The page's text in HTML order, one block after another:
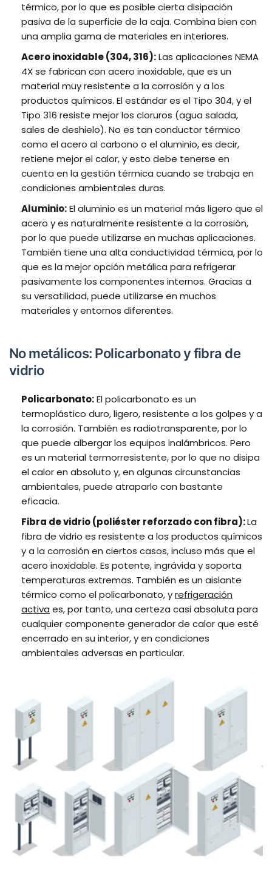
térmico, por lo que es posible cierta disipación
pasiva de la superficie de la caja. Combina bien con
una amplia gama de materiales en interiores.
Acero inoxidable (304, 316):Las aplicaciones NEMA
4X se fabrican con acero inoxidable, que es un
material muy resistente a la corrosión y a los
productos químicos. El estándar es el Tipo 304, y el
Tipo 316 resiste mejor los cloruros (agua salada,
sales de deshielo). No es tan conductor térmico
como el acero al carbono o el aluminio, es decir,
retiene mejor el calor, y esto debe tenerse en
cuenta en la gestión térmica cuando se trabaja en
condiciones ambientales duras.
Aluminio:El aluminio es un material más ligero que el
acero y es naturalmente resistente a la corrosión,
por lo que puede utilizarse en muchas aplicaciones.
También tiene una alta conductividad térmica, por lo
que es la mejor opción metálica para refrigerar
pasivamente los componentes internos. Gracias a
su versatilidad, puede utilizarse en muchos
materiales y entornos diferentes.
No metálicos: Policarbonato y fibra de
vidrio
Policarbonato:El policarbonato es un
termoplástico duro, ligero, resistente a los golpes y a
la corrosión. También es radiotransparente, por lo
que puede albergar los equipos inalámbricos. Pero
es un material termorresistente, por lo que no disipa
el calor en absoluto y, en algunas circunstancias
ambientales, puede atraparlo con bastante
eficacia.
Fibra de vidrio (poliéster reforzado con fibra):La
fibra de vidrio es resistente a los productos químicos
y a la corrosión en ciertos casos, incluso más que el
acero inoxidable. Es potente, ingrávida y soporta
temperaturas extremas. También es un aislante
térmico como el policarbonato, yrefrigeración
activa es, por tanto, una certeza casi absoluta para
cualquier componente generador de calor que esté
encerrado en su interior, y en condiciones
ambientales adversas en particular.